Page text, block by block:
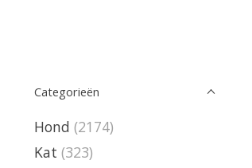
Categorieën
Hond (2174)
Kat (323)